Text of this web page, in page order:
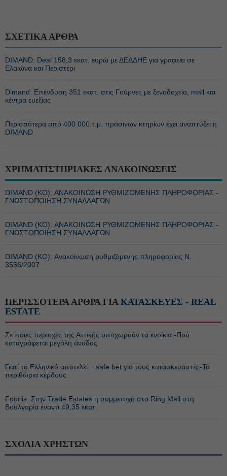
ΣΧΕΤΙΚΑ ΑΡΘΡΑ
DIMAND: Deal 158,3 εκατ. ευρώ με ΔΕΔΔΗΕ για γραφεία σε
Ελαιώνα και Περιστέρι
Dimand: Επένδυση 351 εκατ. στις Γούρνες με ξενοδοχεία, mall και
κέντρα ευεξίας
Περισσότερα από 400.000 τ.μ. πράσινων κτηρίων έχει αναπτύξει η
DIMAND
ΧΡΗΜΑΤΙΣΤΗΡΙΑΚΕΣ ΑΝΑΚΟΙΝΩΣΕΙΣ
DIMAND (ΚΟ): ΑΝΑΚΟΙΝΩΣΗ ΡΥΘΜΙΖΟΜΕΝΗΣ ΠΛΗΡΟΦΟΡΙΑΣ -
ΓΝΩΣΤΟΠΟΙΗΣΗ ΣΥΝΑΛΛΑΓΩΝ
DIMAND (ΚΟ): ΑΝΑΚΟΙΝΩΣΗ ΡΥΘΜΙΖΟΜΕΝΗΣ ΠΛΗΡΟΦΟΡΙΑΣ -
ΓΝΩΣΤΟΠΟΙΗΣΗ ΣΥΝΑΛΛΑΓΩΝ
DIMAND (ΚΟ): Ανακοίνωση ρυθμιζόμενης πληροφορίας Ν.
3556/2007
ΠΕΡΙΣΣΟΤΕΡΑ ΑΡΘΡΑ ΓΙΑ ΚΑΤΑΣΚΕΥΕΣ - REAL
ESTATE
Σε ποιες περιοχές της Αττικής υποχωρούν τα ενοίκια -Πού
καταγράφεται μεγάλη άνοδος
Γιατί το Ελληνικό αποτελεί... safe bet για τους κατασκευαστές-Τα
περιθώρια κέρδους
Fourlis: Στην Trade Estates η συμμετοχή στο Ring Mall στη
Βουλγαρία έναντι 49,35 εκατ.
ΣΧΟΛΙΑ ΧΡΗΣΤΩΝ